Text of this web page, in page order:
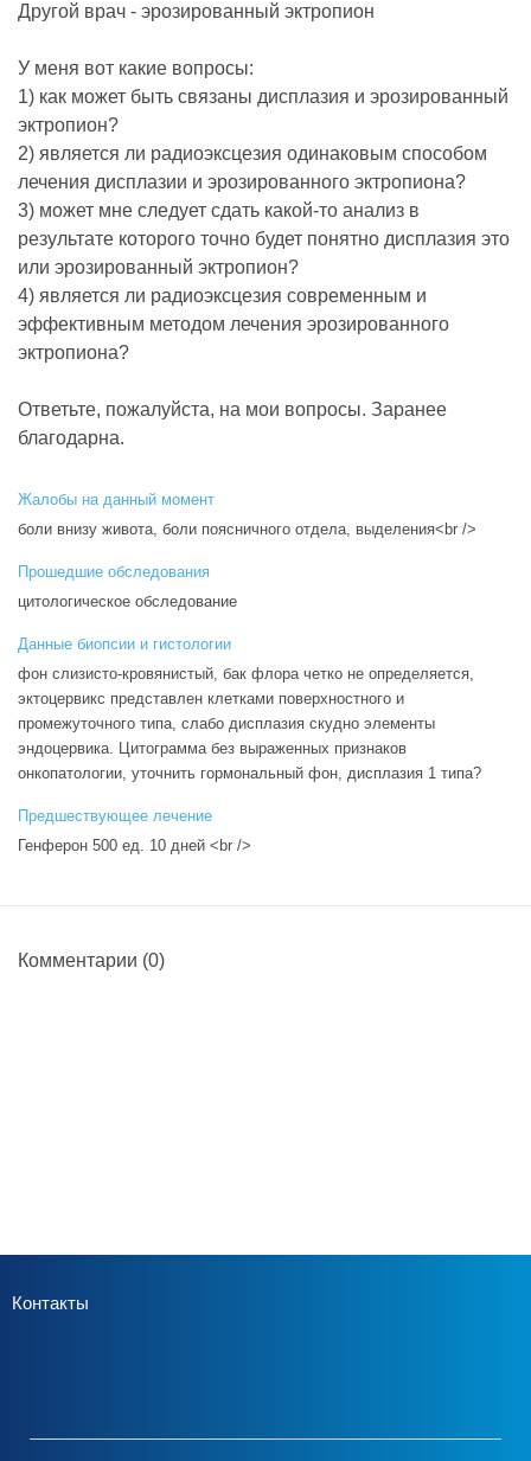
Другой врач - эрозированный эктропион
У меня вот какие вопросы:
1) как может быть связаны дисплазия и эрозированный
эктропион?
2) является ли радиоэксцезия одинаковым способом
лечения дисплазии и эрозированного эктропиона?
3) может мне следует сдать какой-то анализ в
результате которого точно будет понятно дисплазия это
или эрозированный эктропион?
4) является ли радиоэксцезия современным и
эффективным методом лечения эрозированного
эктропиона?
Ответьте, пожалуйста, на мои вопросы. Заранее
благодарна.
Жалобы на данный момент
боли внизу живота, боли поясничного отдела, выделения<br />
Прошедшие обследования
цитологическое обследование
Данные биопсии и гистологии
фон слизисто-кровянистый, бак флора четко не определяется,
эктоцервикс представлен клетками поверхностного и
промежуточного типа, слабо дисплазия скудно элементы
эндоцервика. Цитограмма без выраженных признаков
онкопатологии, уточнить гормональный фон, дисплазия 1 типа?
Предшествующее лечение
Генферон 500 ед. 10 дней <br />
Комментарии (0)
Контакты